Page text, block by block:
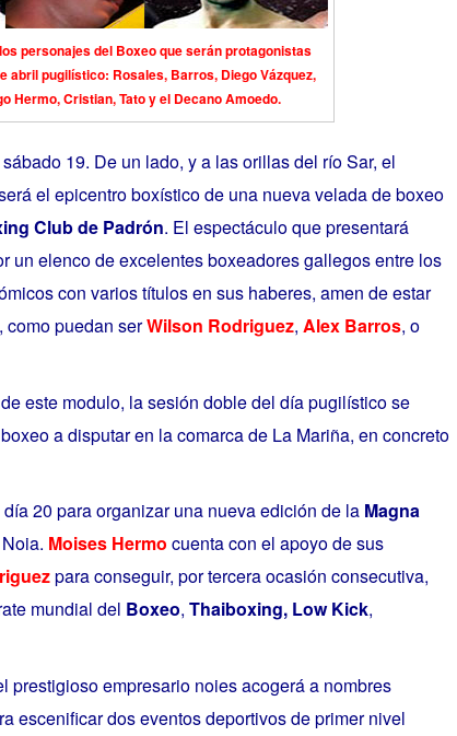
personajes del Boxeo que serán protagonistas
abril pugilístico: Rosales, Barros, Diego Vázquez,
Hermo, Cristian, Tato y el Decano Amoedo.
19. De un lado, y a las orillas del río Sar, el
el epicentro boxístico de una nueva velada de boxeo
Club de Padrón. El espectáculo que presentará
un elenco de excelentes boxeadores gallegos entre los
con varios títulos en sus haberes, amen de estar
puedan serWilson Rodriguez, Alex Barros, o
este modulo, la sesión doble del día pugilístico se
a disputar en la comarca de La Mariña, en concreto
20 para organizar una nueva edición de la Magna
Moises Hermo cuenta con el apoyo de sus
para conseguir, por tercera ocasión consecutiva,
mundial del Boxeo, Thaiboxing, Low Kick,
prestigioso empresario noies acogerá a nombres
escenificar dos eventos deportivos de primer nivel